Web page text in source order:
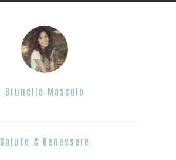
Brunella Mascolo
Salute & Benessere